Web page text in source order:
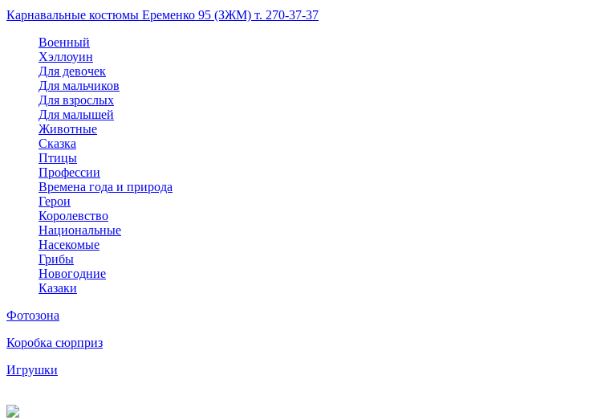
Карнавальные костюмы Еременко 95 (ЗЖМ) т. 270-37-37
Военный
Хэллоуин
Для девочек
Для мальчиков
Для взрослых
Для малышей
Животные
Сказка
Птицы
Профессии
Времена года и природа
Герои
Королевство
Национальные
Насекомые
Грибы
Новогодние
Казаки
Фотозона
Коробка сюрприз
Игрушки